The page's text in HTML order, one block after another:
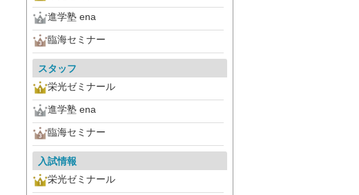
進学塾 ena
臨海セミナー
スタッフ
栄光ゼミナール
進学塾 ena
臨海セミナー
入試情報
栄光ゼミナール